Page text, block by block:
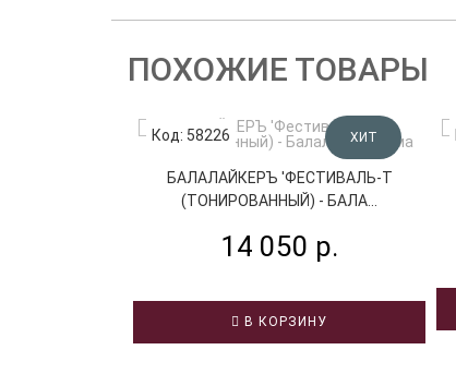
ПОХОЖИЕ ТОВАРЫ
Код: 58226 ХИТ
БАЛАЛАЙКЕРЪ 'ФЕСТИВАЛЬ-Т
(ТОНИРОВАННЫЙ) - БАЛА...
14 050 р.
В КОРЗИНУ